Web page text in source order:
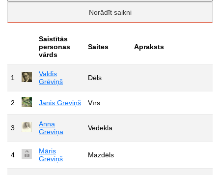
Norādīt saikni
Saistītās
personas
vārds
Saites Apraksts
1
Valdis
Grēviņš
Dēls
2 Jānis Grēviņš Vīrs
3
Anna
Grēviņa
Vedekla
4
Māris
Grēviņš
Mazdēls